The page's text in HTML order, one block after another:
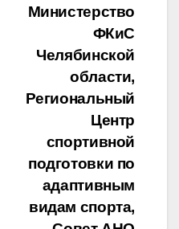
Министерство
ФКиС
Челябинской
области,
Региональный
Центр
спортивной
подготовки по
адаптивным
видам спорта,